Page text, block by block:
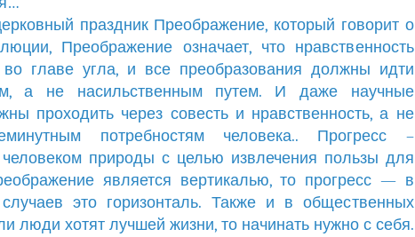
праздник Преображение, который говорит о
Преображение означает, что нравственность
главе угла, и все преобразования должны идти
а не насильственным путем. И даже научные
проходить через совесть и нравственность, а не
потребностям человека.. Прогресс –
человеком природы с целью извлечения пользы для
является вертикалью, то прогресс — в
это горизонталь. Также и в общественных
люди хотят лучшей жизни, то начинать нужно с себя.